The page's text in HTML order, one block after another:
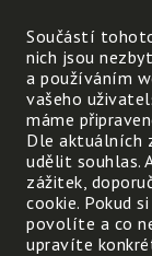
Součástí
nich jsou
a používáním
vašeho
máme
Dle aktuálních
udělit souhlas.
zážitek,
cookie. Pokud
povolíte a co
upravíte